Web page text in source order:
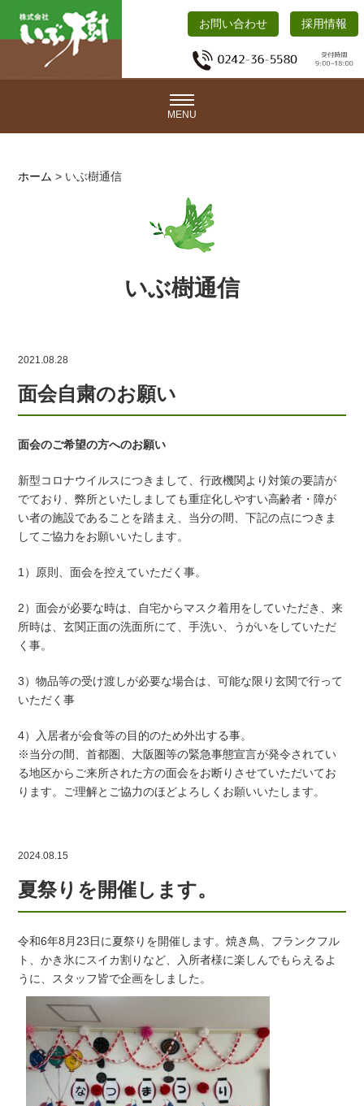
お問い合わせ 採用情報
MENU
ホーム > いぶ樹通信
いぶ樹通信
2021.08.28
面会自粛のお願い
面会のご希望の方へのお願い
新型コロナウイルスにつきまして、行政機関より対策の要請が
でており、弊所といたしましても重症化しやすい高齢者・障が
い者の施設であることを踏まえ、当分の間、下記の点につきま
してご協力をお願いいたします。
1）原則、面会を控えていただく事。
2）面会が必要な時は、自宅からマスク着用をしていただき、来
所時は、玄関正面の洗面所にて、手洗い、うがいをしていただ
く事。
3）物品等の受け渡しが必要な場合は、可能な限り玄関で行って
いただく事
4）入居者が会食等の目的のため外出する事。
※当分の間、首都圏、大阪圏等の緊急事態宣言が発令されてい
る地区からご来所された方の面会をお断りさせていただいてお
ります。ご理解とご協力のほどよろしくお願いいたします。
2024.08.15
夏祭りを開催します。
令和6年8月23日に夏祭りを開催します。焼き鳥、フランクフル
ト、かき氷にスイカ割りなど、入所者様に楽しんでもらえるよ
うに、スタッフ皆で企画をしました。